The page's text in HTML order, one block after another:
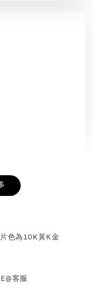
色為10K黃K金
客服